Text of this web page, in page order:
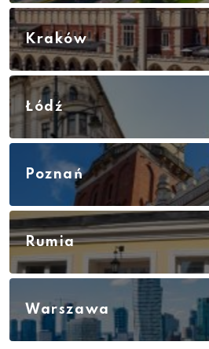
Kraków
Łódź
Poznań
Rumia
Warszawa